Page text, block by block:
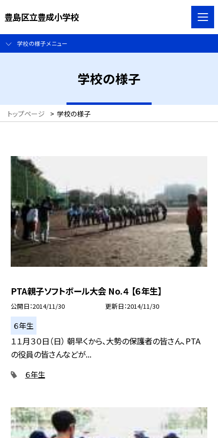
豊島区立豊成小学校
学校の様子メニュー
学校の様子
トップページ > 学校の様子
PTA親子ソフトボール大会 No.４ 【６年生】
公開日 2014/11/30 更新日 2014/11/30
６年生
１１月３０日（日） 朝早くから、大勢の保護者の皆さん、PTA
の役員の皆さんなどが...
６年生